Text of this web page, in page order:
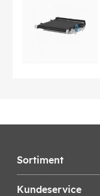
Sortiment
Kundeservice